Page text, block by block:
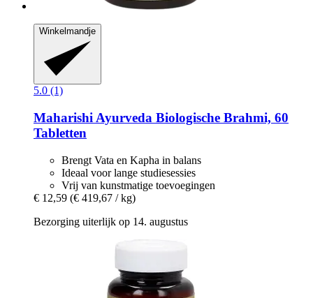
Winkelmandje
5.0 (1)
Maharishi Ayurveda Biologische Brahmi, 60
Tabletten
Brengt Vata en Kapha in balans
Ideaal voor lange studiesessies
Vrij van kunstmatige toevoegingen
€ 12,59 (€ 419,67 / kg)
Bezorging uiterlijk op 14. augustus